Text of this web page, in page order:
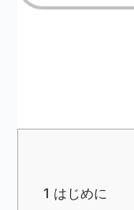
1 はじめに